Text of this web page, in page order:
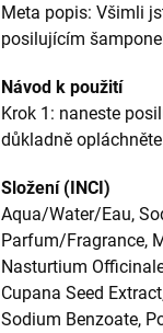
Meta popis: Všimli
posilujícím
Návod k použití
Krok 1: naneste
důkladně opláchněte
Složení (INCI)
Aqua/Water/Eau,
Parfum/Fragrance,
Nasturtium
Cupana Seed
Sodium Benzoate,